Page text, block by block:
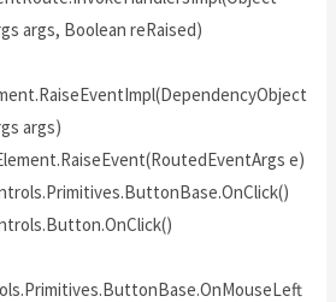
args, Boolean reRaised)
args)
e)